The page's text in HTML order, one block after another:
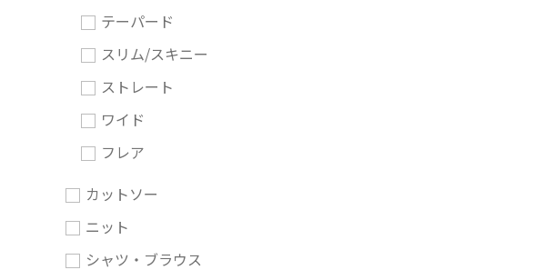
テーパード
スリム/スキニー
ストレート
ワイド
フレア
カットソー
ニット
シャツ・ブラウス